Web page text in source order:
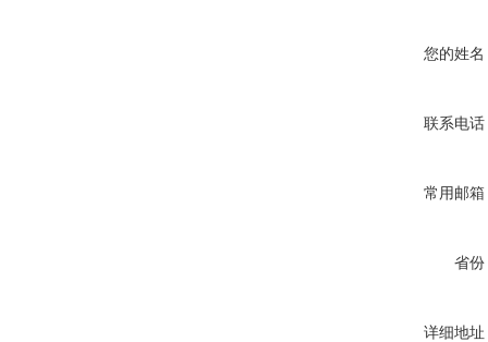
您的姓名
联系电话
常用邮箱
省份
详细地址